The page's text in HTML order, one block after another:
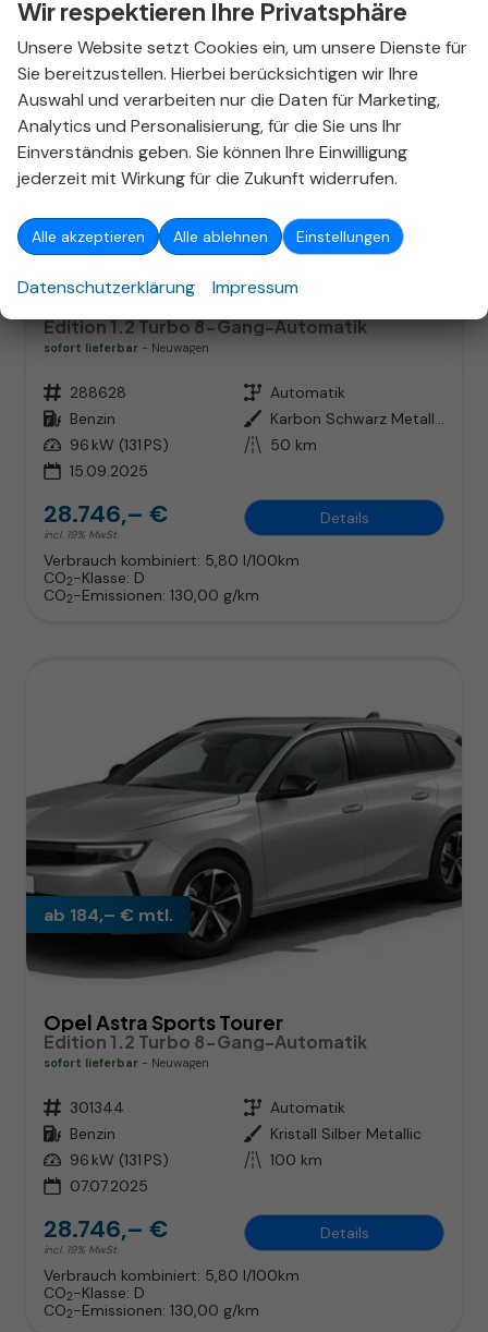
Edition 1.2 Turbo 8-Gang-Automatik
sofort lieferbar Neuwagen
Fahrzeugnr. 288628 Getriebe Automatik
Kraftstoff Benzin Außenfarbe
Karbon Schwarz Metallic
Leistung 96 kW (131 PS) Kilometerstand 50 km
15.09.2025
28.746,– €
incl. 19% MwSt.
Details
Verbrauch kombiniert: 5,80 l/100km
CO2-Klasse: D
CO2-Emissionen: 130,00 g/km
ab 184,– € mtl.
Opel Astra Sports Tourer
Edition 1.2 Turbo 8-Gang-Automatik
sofort lieferbar Neuwagen
Fahrzeugnr. 301344 Getriebe Automatik
Kraftstoff Benzin Außenfarbe Kristall Silber Metallic
Leistung 96 kW (131 PS) Kilometerstand 100 km
07.07.2025
28.746,– €
incl. 19% MwSt.
Details
Verbrauch kombiniert: 5,80 l/100km
CO2-Klasse: D
CO2-Emissionen: 130,00 g/km
Wir respektieren Ihre Privatsphäre
Unsere Website setzt Cookies ein, um unsere Dienste für
Sie bereitzustellen. Hierbei berücksichtigen wir Ihre
Auswahl und verarbeiten nur die Daten für Marketing,
Analytics und Personalisierung, für die Sie uns Ihr
Einverständnis geben. Sie können Ihre Einwilligung
jederzeit mit Wirkung für die Zukunft widerrufen.
Alle akzeptieren Alle ablehnen Einstellungen
Datenschutzerklärung Impressum